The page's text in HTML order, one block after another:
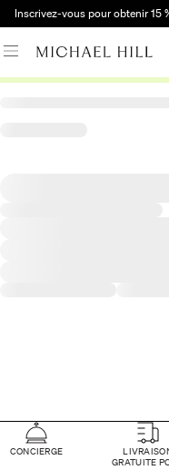
Inscrivez-vous pour obtenir 15
CONCIERGE
GRATUITE